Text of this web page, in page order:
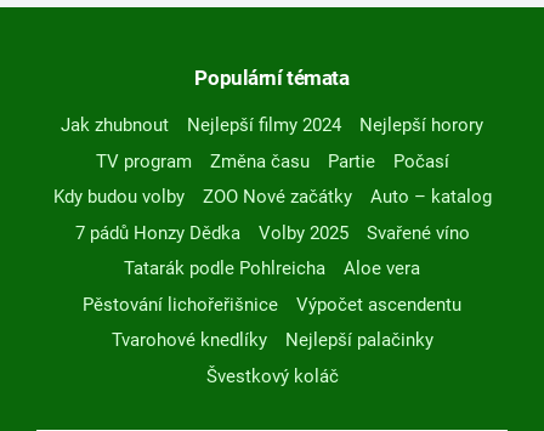
Populární témata
Jak zhubnout Nejlepší filmy 2024
Nejlepší horory
TV program
Změna času Partie
Počasí
Kdy budou volby
ZOO Nové začátky
Auto – katalog
7 pádů Honzy Dědka
Volby 2025
Svařené víno
Tatarák podle Pohlreicha
Aloe vera
Pěstování lichořeřišnice
Výpočet ascendentu
Tvarohové knedlíky
Nejlepší palačinky
Švestkový koláč